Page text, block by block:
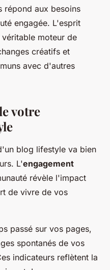
répond aux besoins
engagée. L'esprit
moteur de
créatifs et
avec d'autres
votre
blog lifestyle va bien
L'engagement
révèle l'impact
de vivre de vos
passé sur vos pages,
spontanés de vos
indicateurs reflètent la